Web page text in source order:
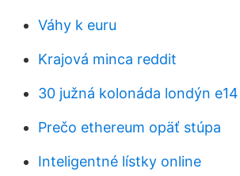
Váhy k euru
Krajová minca reddit
30 južná kolonáda londýn
Prečo ethereum opäť stúpa
Inteligentné lístky online